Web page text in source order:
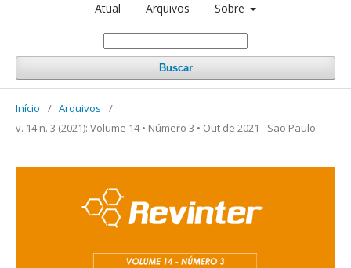
Atual Arquivos Sobre
Buscar
Início / Arquivos
/
v. 14 n. 3 (2021): Volume 14 • Número 3 • Out de 2021 - São Paulo